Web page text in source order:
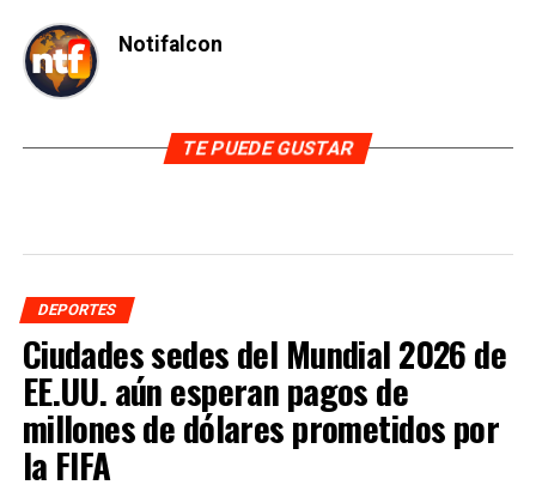
Notifalcon
TE PUEDE GUSTAR
DEPORTES
Ciudades sedes del Mundial 2026 de
EE.UU. aún esperan pagos de
millones de dólares prometidos por
la FIFA